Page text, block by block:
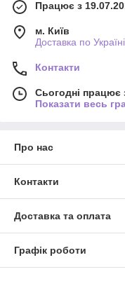
Працює з
м. Київ
Доставка по
Контакти
Сьогодні працює
Показати весь
Про нас
Контакти
Доставка та оплата
Графік роботи